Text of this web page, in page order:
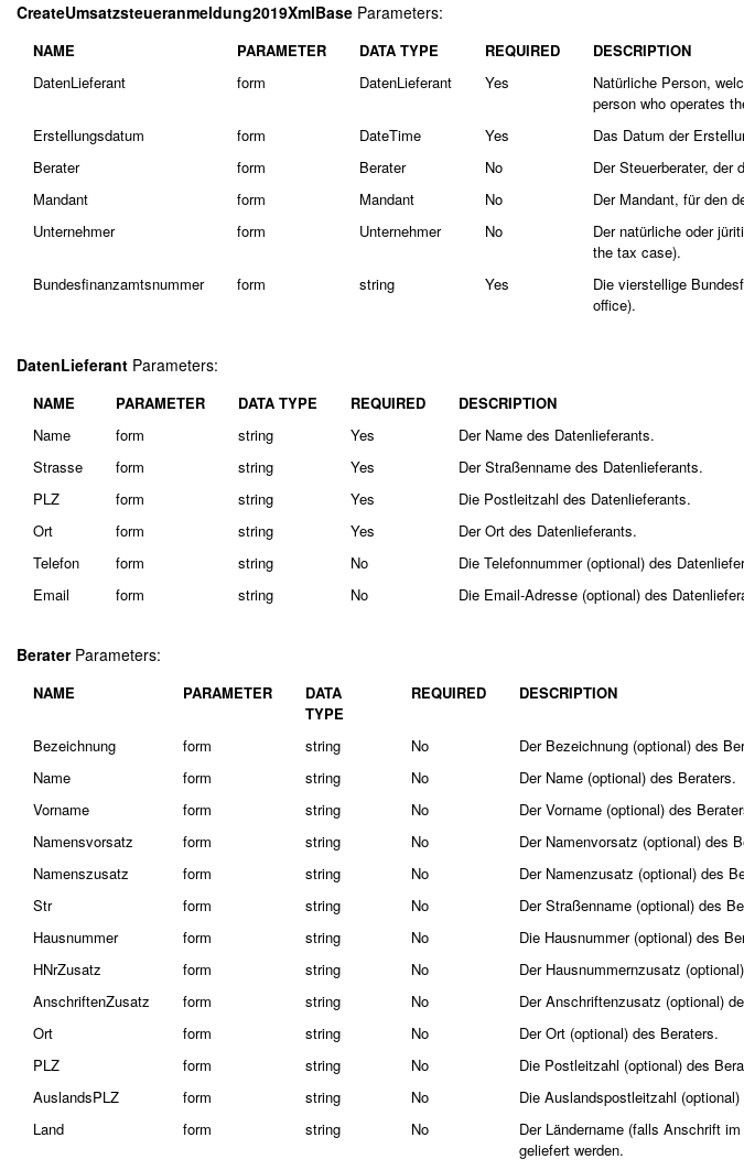
CreateUmsatzsteueranmeldung2019XmlBase Parameters:
NAME PARAMETER DATA TYPE REQUIRED
DESCRIPTION
DatenLieferant
form DatenLieferant Yes
Natürliche Person,
person who operates
Erstellungsdatum
form DateTime Yes
Das Datum der
Berater
form Berater No
Der Steuerberater,
Mandant
form Mandant No
Der Mandant, für den
Unternehmer
form Unternehmer No
Der natürliche oder
the tax case).
Bundesfinanzamtsnummer
form string Yes
Die vierstellige
office).
DatenLieferant Parameters:
NAME PARAMETER DATA TYPE REQUIRED
DESCRIPTION
Name
form string Yes
Der Name des Datenlieferants.
Strasse
form string Yes
Der Straßenname des Datenlieferants.
PLZ
form string Yes
Die Postleitzahl des Datenlieferants.
Ort
form string Yes
Der Ort des Datenlieferants.
Telefon
form string No
Die Telefonnummer (optional) des
Email
form string No Die Email-Adresse (optional) des
BeraterParameters:
NAME PARAMETER
DATA
TYPE
REQUIRED DESCRIPTION
Bezeichnung form string No
Der Bezeichnung (optional) des
Name
form string No
Der Name (optional) des Beraters.
Vorname
form string No
Der Vorname (optional) des
Namensvorsatz
form string No
Der Namenvorsatz (optional) des
Namenszusatz
form string No
Der Namenzusatz (optional) des
Str
form string No
Der Straßenname (optional) des
Hausnummer
form string No
Die Hausnummer (optional) des
HNrZusatz
form string No
Der Hausnummernzusatz
AnschriftenZusatz
form string No
Der Anschriftenzusatz (optional)
Ort
form string No
Der Ort (optional) des Beraters.
PLZ
form string No
Die Postleitzahl (optional) des
AuslandsPLZ
form string No
Die Auslandspostleitzahl
Land
form string No
Der Ländername (falls Anschrift
geliefert werden.